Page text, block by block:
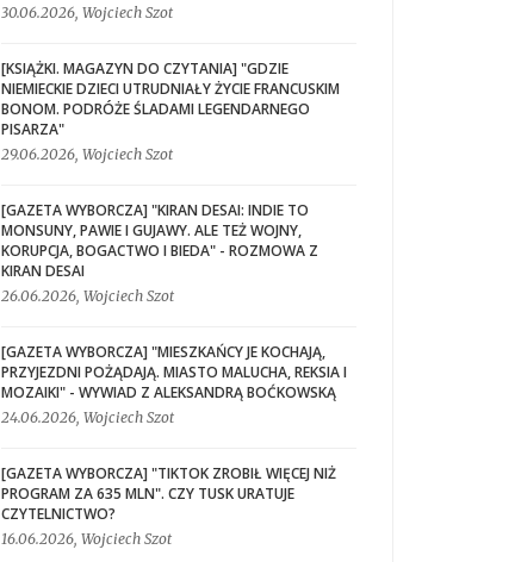
30.06.2026, Wojciech Szot
[KSIĄŻKI. MAGAZYN DO CZYTANIA] "GDZIE
NIEMIECKIE DZIECI UTRUDNIAŁY ŻYCIE FRANCUSKIM
BONOM. PODRÓŻE ŚLADAMI LEGENDARNEGO
PISARZA"
29.06.2026, Wojciech Szot
[GAZETA WYBORCZA] "KIRAN DESAI: INDIE TO
MONSUNY, PAWIE I GUJAWY. ALE TEŻ WOJNY,
KORUPCJA, BOGACTWO I BIEDA" - ROZMOWA Z
KIRAN DESAI
26.06.2026, Wojciech Szot
[GAZETA WYBORCZA] "MIESZKAŃCY JE KOCHAJĄ,
PRZYJEZDNI POŻĄDAJĄ. MIASTO MALUCHA, REKSIA I
MOZAIKI" - WYWIAD Z ALEKSANDRĄ BOĆKOWSKĄ
24.06.2026, Wojciech Szot
[GAZETA WYBORCZA] "TIKTOK ZROBIŁ WIĘCEJ NIŻ
PROGRAM ZA 635 MLN". CZY TUSK URATUJE
CZYTELNICTWO?
16.06.2026, Wojciech Szot